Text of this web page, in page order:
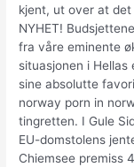
kjent, ut over at
NYHET!
fra våre eminente
situasjonen i
sine absolutte
norway porn in
tingretten. I Gule
EU-domstolens
Chiemsee premiss